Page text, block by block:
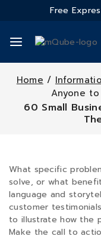
Free
Home /
Anyone to
60 Small
What specific
solve, or what
language and
customer
to illustrate how the
Make the call to